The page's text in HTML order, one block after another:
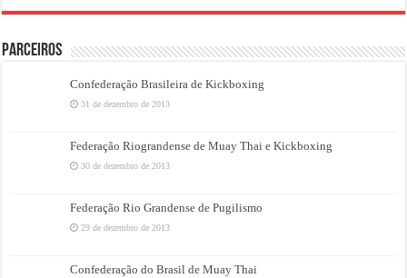
PARCEIROS
Confederação Brasileira de Kickboxing
31 de dezembro de 2013
Federação Riograndense de Muay Thai e Kickboxing
30 de dezembro de 2013
Federação Rio Grandense de Pugilismo
29 de dezembro de 2013
Confederação do Brasil de Muay Thai